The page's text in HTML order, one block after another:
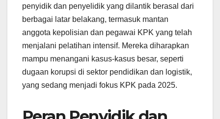
penyidik dan penyelidik yang dilantik berasal dari
berbagai latar belakang, termasuk mantan
anggota kepolisian dan pegawai KPK yang telah
menjalani pelatihan intensif. Mereka diharapkan
mampu menangani kasus-kasus besar, seperti
dugaan korupsi di sektor pendidikan dan logistik,
yang sedang menjadi fokus KPK pada 2025.